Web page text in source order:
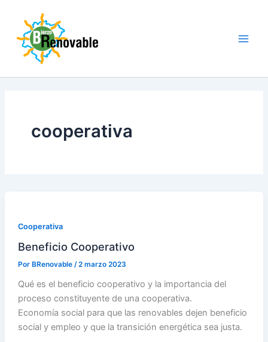
contenido
cooperativa
Cooperativa
Beneficio Cooperativo
Por BRenovable /2 marzo 2023
Qué es el beneficio cooperativo y la importancia del
proceso constituyente de una cooperativa.
Economía social para que las renovables dejen beneficio
social y empleo y que la transición energética sea justa.